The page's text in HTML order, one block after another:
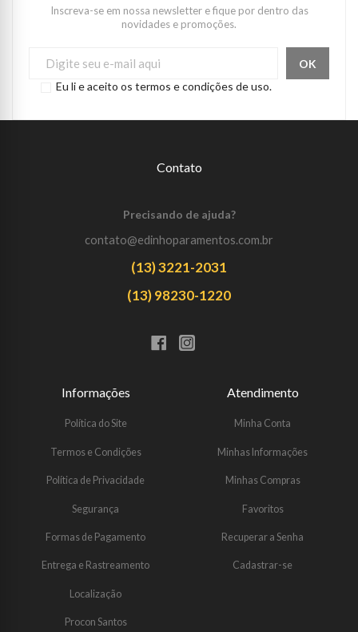
Inscreva-se em nossa newsletter e fique por dentro das
novidades e promoções.
Eu li e aceito os termos e condições de uso.
Contato
Precisando de ajuda?
contato@edinhoparamentos.com.br
(13) 3221-2031
(13) 98230-1220
Informações
Política do Site
Termos e Condições
Política de Privacidade
Segurança
Formas de Pagamento
Entrega e Rastreamento
Localização
Procon Santos
Atendimento
Minha Conta
Minhas Informações
Minhas Compras
Favoritos
Recuperar a Senha
Cadastrar-se